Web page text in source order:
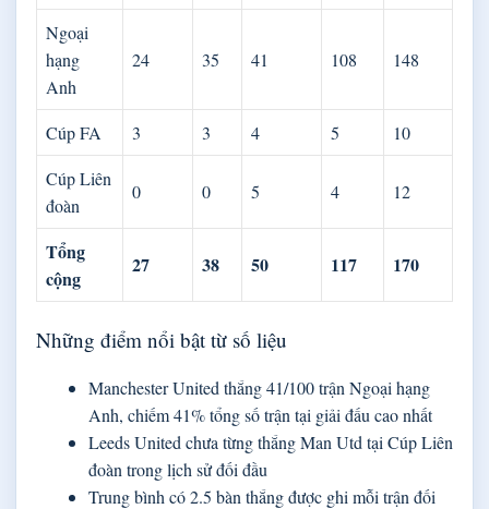
Ngoại
hạng
Anh
24 35 41 108 148
Cúp FA 3 3 4 5
10
Cúp Liên
đoàn
0 0 5 4 12
Tổng
cộng
27 38 50 117 170
Những điểm nổi bật từ số liệu
Manchester United thắng 41/100 trận Ngoại hạng
Anh, chiếm 41% tổng số trận tại giải đấu cao nhất
Leeds United chưa từng thắng Man Utd tại Cúp Liên
đoàn trong lịch sử đối đầu
Trung bình có 2.5 bàn thắng được ghi mỗi trận đối